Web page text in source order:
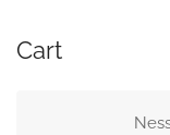
Cart